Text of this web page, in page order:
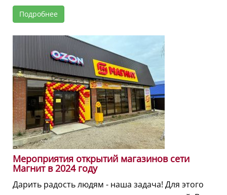
Подробнее
Мероприятия открытий магазинов сети
Магнит в 2024 году
Дарить радость людям - наша задача! Для этого